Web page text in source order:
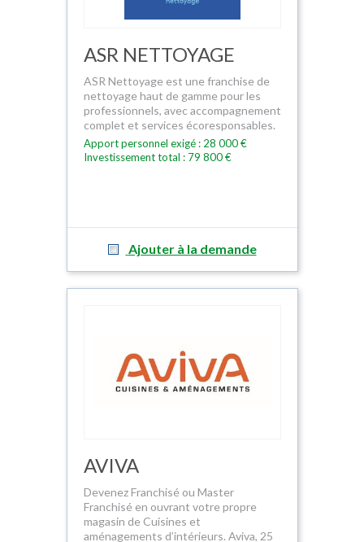
ASR NETTOYAGE
ASR Nettoyage est une franchise de
nettoyage haut de gamme pour les
professionnels, avec accompagnement
complet et services écoresponsables.
Apport personnel exigé : 28 000 €
Investissement total : 79 800 €
Ajouter à la demande
AVIVA
Devenez Franchisé ou Master
Franchisé en ouvrant votre propre
magasin de Cuisines et
aménagements d’intérieurs. Aviva, 25